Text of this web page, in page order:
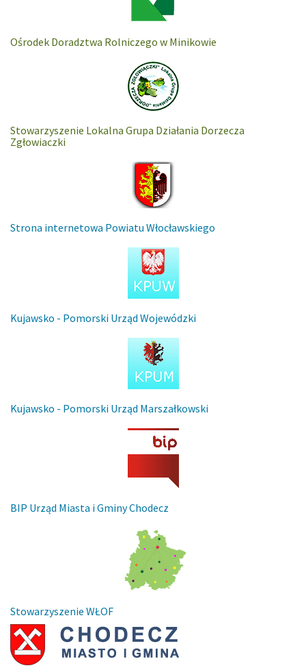
Ośrodek Doradztwa Rolniczego w Minikowie
Stowarzyszenie Lokalna Grupa Działania Dorzecza
Zgłowiaczki
Strona internetowa Powiatu Włocławskiego
Kujawsko - Pomorski Urząd Wojewódzki
Kujawsko - Pomorski Urząd Marszałkowski
BIP Urząd Miasta i Gminy Chodecz
Stowarzyszenie WŁOF